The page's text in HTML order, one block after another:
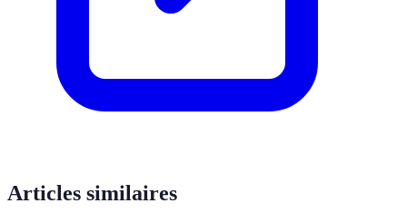
Articles similaires